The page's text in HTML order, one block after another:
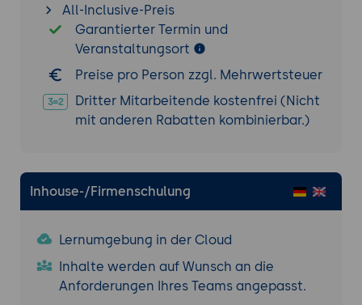
All-Inclusive-Preis
Garantierter Termin und
Veranstaltungsort
Preise pro Person zzgl. Mehrwertsteuer
Dritter Mitarbeitende kostenfrei (Nicht
mit anderen Rabatten kombinierbar.)
Inhouse-/Firmenschulung
Lernumgebung in der Cloud
Inhalte werden auf Wunsch an die
Anforderungen Ihres Teams angepasst.